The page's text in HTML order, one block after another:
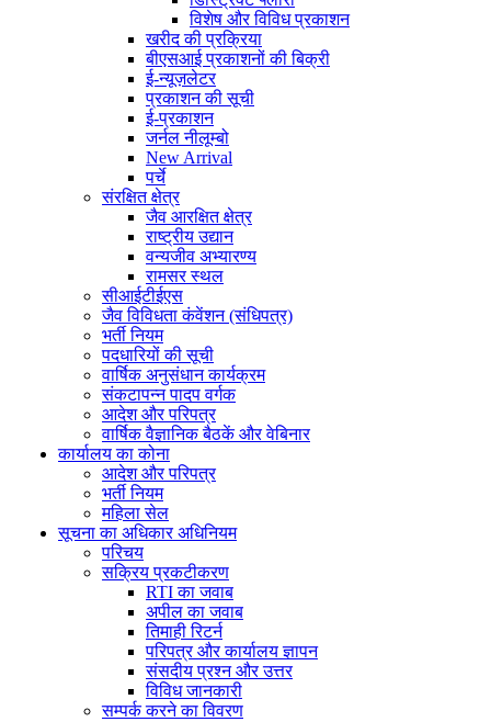
विशेष और विविध प्रकाशन
खरीद की प्रक्रिया
बीएसआई प्रकाशनों की बिक्री
ई-न्यूज़लेटर
प्रकाशन की सूची
ई-प्रकाशन
जर्नल नीलूम्बो
New Arrival
पर्चे
संरक्षित क्षेत्र
जैव आरक्षित क्षेत्र
राष्ट्रीय उद्यान
वन्यजीव अभ्यारण्य
रामसर स्थल
सीआईटीईएस
जैव विविधता कंवेंशन (संधिपत्र)
भर्ती नियम
पदधारियों की सूची
वार्षिक अनुसंधान कार्यक्रम
संकटापन्न पादप वर्गक
आदेश और परिपत्र
वार्षिक वैज्ञानिक बैठकें और वेबिनार
कार्यालय का कोना
आदेश और परिपत्र
भर्ती नियम
महिला सेल
सूचना का अधिकार अधिनियम
परिचय
सक्रिय प्रकटीकरण
RTI का जवाब
अपील का जवाब
तिमाही रिटर्न
परिपत्र और कार्यालय ज्ञापन
संसदीय प्रश्न और उत्तर
विविध जानकारी
सम्पर्क करने का विवरण